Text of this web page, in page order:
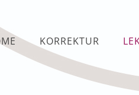
KORREKTUR